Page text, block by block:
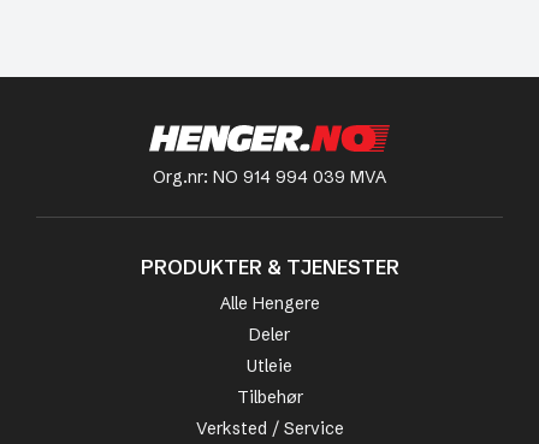
Org.nr: NO 914 994 039 MVA
PRODUKTER & TJENESTER
Alle Hengere
Deler
Utleie
Tilbehør
Verksted / Service